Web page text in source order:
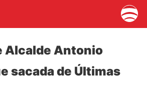
Alcalde Antonio
sacada de Últimas